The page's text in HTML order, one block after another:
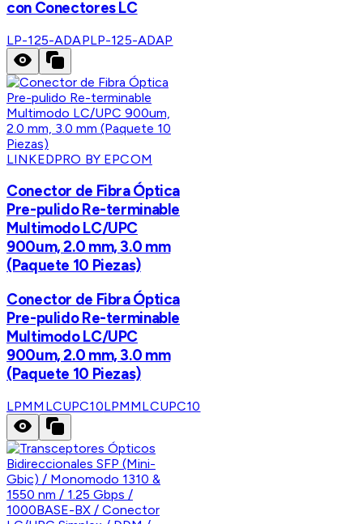
con Conectores LC
LP-125-ADAPLP-125-ADAP
LINKEDPRO BY EPCOM
Conector de Fibra Óptica
Pre-pulido Re-terminable
Multimodo LC/UPC
900um, 2.0 mm, 3.0 mm
(Paquete 10 Piezas)
Conector de Fibra Óptica
Pre-pulido Re-terminable
Multimodo LC/UPC
900um, 2.0 mm, 3.0 mm
(Paquete 10 Piezas)
LPMMLCUPC10LPMMLCUPC10